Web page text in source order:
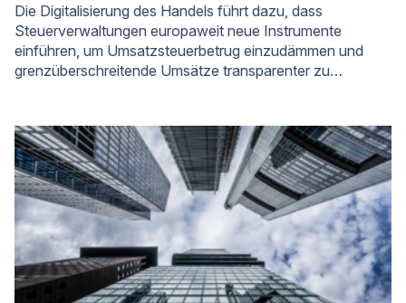
Die Digitalisierung des Handels führt dazu, dass
Steuerverwaltungen europaweit neue Instrumente
einführen, um Umsatzsteuerbetrug einzudämmen und
grenzüberschreitende Umsätze transparenter zu…